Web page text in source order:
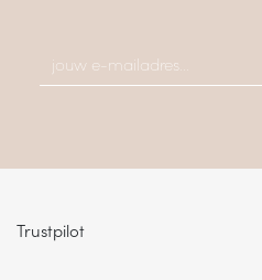
Trustpilot